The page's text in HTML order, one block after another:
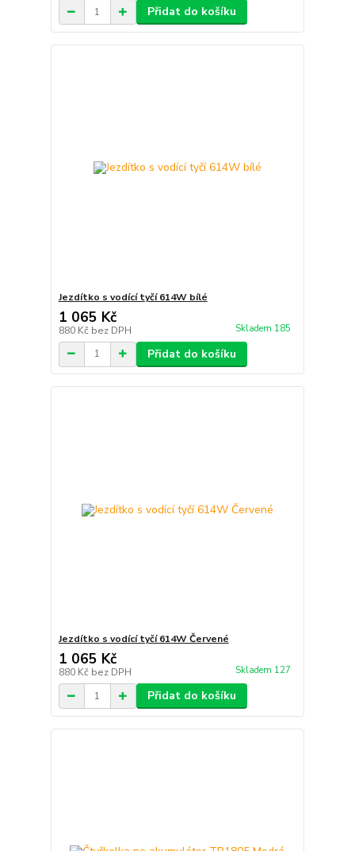
Přidat do košíku
Jezdítko s vodící tyčí 614W bílé
1 065 Kč
880 Kč bez DPH Skladem 185
Přidat do košíku
Jezdítko s vodící tyčí 614W Červené
1 065 Kč
880 Kč bez DPH Skladem 127
Přidat do košíku